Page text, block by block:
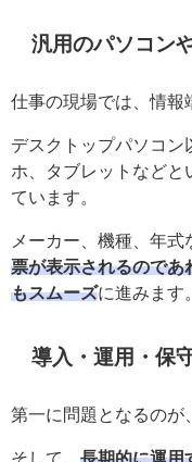
汎用のパソコ
仕事の現場では、情報
デスクトップパソコン
ホ、タブレットなどと
ています。
メーカー、機種、年
票が表示されるのであ
もスムーズに進みます。
導入・運用・保
第一に問題となるのが
そして、 長期的に運用